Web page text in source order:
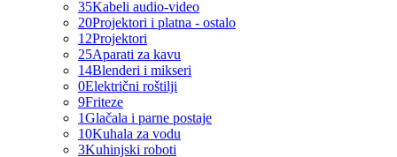
35Kabeli audio-video
20Projektori i platna - ostalo
12Projektori
25Aparati za kavu
14Blenderi i mikseri
0Električni roštilji
9Friteze
1Glačala i parne postaje
10Kuhala za vodu
3Kuhinjski roboti